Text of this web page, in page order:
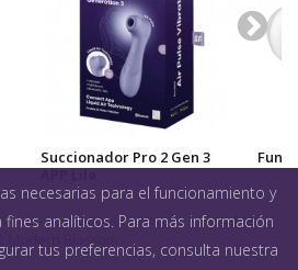
Succionador Pro 2 Gen 3
APP Lila
> Succionadores Satisfyer > Satisfyer
Modern Blossom
necesarias para el funcionamiento y
analíticos. Para más información
tus preferencias, consulta nuestra